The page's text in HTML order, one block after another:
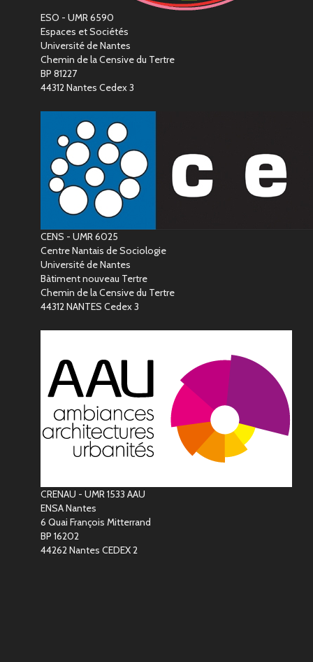
ESO - UMR 6590
Espaces et Sociétés
Université de Nantes
Chemin de la Censive du Tertre
BP 81227
44312 Nantes Cedex 3
CENS - UMR 6025
Centre Nantais de Sociologie
Université de Nantes
Bàtiment nouveau Tertre
Chemin de la Censive du Tertre
44312 NANTES Cedex 3
CRENAU - UMR 1533 AAU
ENSA Nantes
6 Quai François Mitterrand
BP 16202
44262 Nantes CEDEX 2